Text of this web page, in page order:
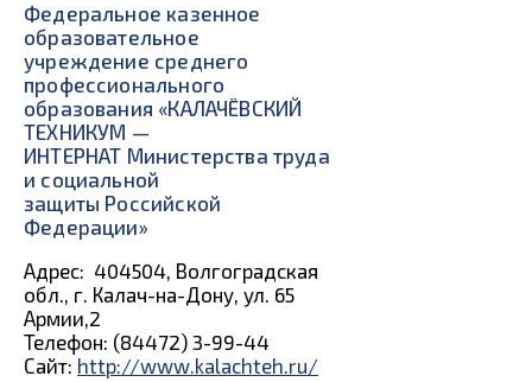
Федеральное казенное
образовательное
учреждение среднего
профессионального
образования «КАЛАЧЁВСКИЙ
ТЕХНИКУМ —
ИНТЕРНАТ Министерства труда
и социальной
защиты Российской
Федерации»
Адрес: 404504, Волгоградская
обл., г. Калач-на-Дону, ул. 65
Армии,2
Телефон: (84472) 3-99-44
Сайт: http://www.kalachteh.ru/